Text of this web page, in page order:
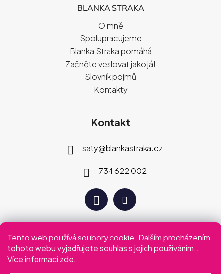
Tento web používá soubory cookie. Dalším procházením
tohoto webu vyjadřujete souhlas s jejich používáním..
Více informacízde.
BLANKA STRAKA
O mně
Spolupracujeme
Blanka Straka pomáhá
Začněte veslovat jako já!
Slovník pojmů
Kontakty
Kontakt
saty@blankastraka.cz
734 622 002
Plaťte jak vám vyhovuje